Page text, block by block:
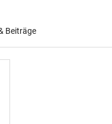
Beiträge